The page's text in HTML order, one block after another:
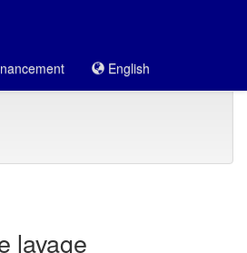
English
lavage